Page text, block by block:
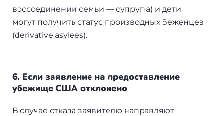
воссоединении семьи — супруг(а) и дети
могут получить статус производных беженцев
(derivative asylees).
6. Если заявление на предоставление
убежище США отклонено
В случае отказа заявителю направляют